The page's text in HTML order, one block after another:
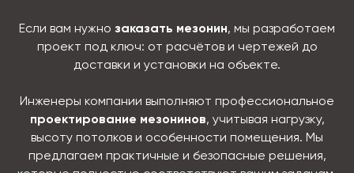
Если вам нужно заказать мезонин, мы разработаем
проект под ключ: от расчётов и чертежей до
доставки и установки на объекте.
Инженеры компании выполняют профессиональное
проектирование мезонинов, учитывая нагрузку,
высоту потолков и особенности помещения. Мы
предлагаем практичные и безопасные решения,